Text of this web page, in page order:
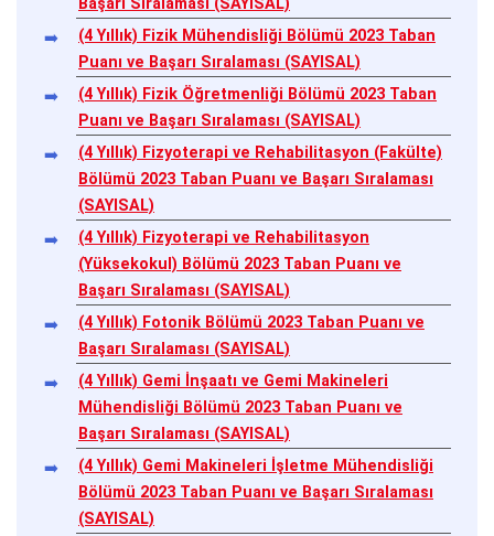
Başarı Sıralaması (SAYISAL)
(4 Yıllık) Fizik Mühendisliği Bölümü 2023 Taban
Puanı ve Başarı Sıralaması (SAYISAL)
(4 Yıllık) Fizik Öğretmenliği Bölümü 2023 Taban
Puanı ve Başarı Sıralaması (SAYISAL)
(4 Yıllık) Fizyoterapi ve Rehabilitasyon (Fakülte)
Bölümü 2023 Taban Puanı ve Başarı Sıralaması
(SAYISAL)
(4 Yıllık) Fizyoterapi ve Rehabilitasyon
(Yüksekokul) Bölümü 2023 Taban Puanı ve
Başarı Sıralaması (SAYISAL)
(4 Yıllık) Fotonik Bölümü 2023 Taban Puanı ve
Başarı Sıralaması (SAYISAL)
(4 Yıllık) Gemi İnşaatı ve Gemi Makineleri
Mühendisliği Bölümü 2023 Taban Puanı ve
Başarı Sıralaması (SAYISAL)
(4 Yıllık) Gemi Makineleri İşletme Mühendisliği
Bölümü 2023 Taban Puanı ve Başarı Sıralaması
(SAYISAL)